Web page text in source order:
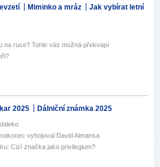
Miminko a mráz
Jak vybírat letní
na ruce? Tohle vás možná překvapí
2025 Dálniční známka 2025
vybojoval David Almansa
Cizí značka jako privilegium?